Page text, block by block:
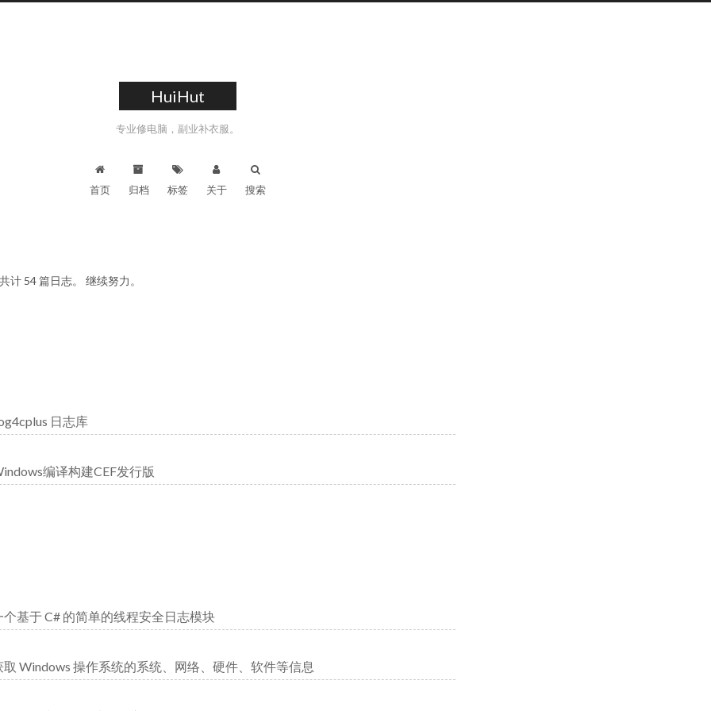
HuiHut
专业修电脑，副业补衣服。
首页 归档 标签 关于 搜索
计 54 篇日志。 继续努力。
日志库
编译构建CEF发行版
个基于 C# 的简单的线程安全日志模块
取 Windows 操作系统的系统、网络、硬件、软件等信息